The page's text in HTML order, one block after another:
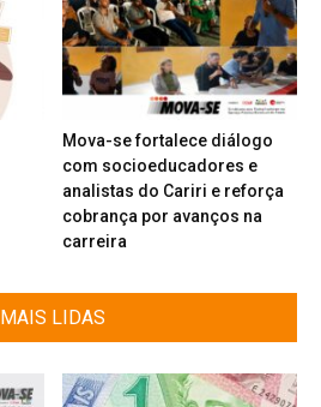
Mova-se fortalece diálogo
com socioeducadores e
analistas do Cariri e reforça
cobrança por avanços na
carreira
MAIS LIDAS